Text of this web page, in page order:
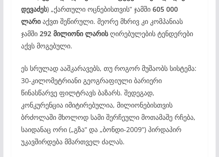
დევაძეს) „ქართული ოცნებისთვის“ ჯამში 605 000
ლარიაქვთ შეწირული. მეორე მხრივ კი კომპანიას
ჯამში 292 მილიონი ლარისღირებულების ტენდერები
აქვს მოგებული.
ეს სრულად ააშკარავებს, თუ როგორ მუშაობს სისტემა:
30-კილომეტრიანი გეოგრაფიული ბარიერი
წინასწარვე ფილტრავს ბაზარს. შედეგად,
კონკურენცია იმიტირებულია, მილიონებისთვის
ბრძოლაში მხოლოდ სამი შერჩეული მოთამაშე რჩება,
საიდანაც ორი („გზა“ და „ბონდი-2009“) პირდაპირ
უკავშირდება მმართველ ძალას.